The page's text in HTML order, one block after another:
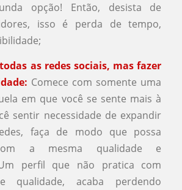
opção! Então, desista de
isso é perda de tempo,
as redes sociais, mas fazer
Comece com somente uma
em que você se sente mais à
sentir necessidade de expandir
faça de modo que possa
a mesma qualidade e
perfil que não pratica com
qualidade, acaba perdendo